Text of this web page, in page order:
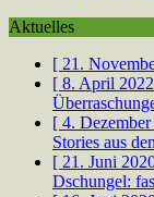
Aktuelles
[ 21.
[ 8. April
[ 4.
Stories aus
[ 21. Juni
Dschungel: